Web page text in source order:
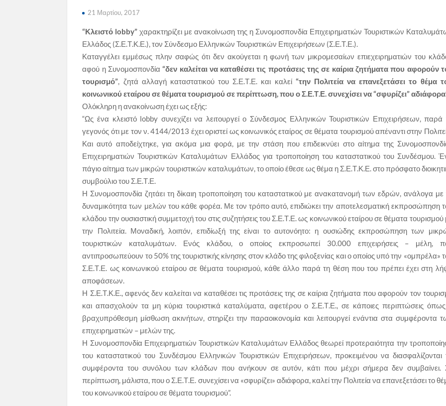
21 Μαρτίου, 2017
“Κλειστό lobby” χαρακτηρίζει με ανακοίνωση της η Συνομοσπονδία Επιχειρηματιών Τουριστικών
Ελλάδος (Σ.Ε.Τ.Κ.Ε.), τον Σύνδεσμο Ελληνικών Τουριστικών Επιχειρήσεων (Σ.Ε.Τ.Ε.).
Καταγγέλει εμμέσως πλην σαφώς ότι δεν ακούγεται η φωνή των μικρομεσαίων επιεχειρηματιών του
αφού η Συνομοσπονδία“δεν καλείται να καταθέσει τις προτάσεις της σε καίρια ζητήματα που αφορούν
τουρισμό” , ζητά αλλαγή καταστατικού του Σ.Ε.Τ.Ε. και καλεί “την Πολιτεία να επανεξετάσει το θέμα
κοινωνικού εταίρου σε θέματα τουρισμού σε περίπτωση, που ο Σ.Ε.Τ.Ε. συνεχίσει να “σφυρίζει” αδιάφορα”
Ολόκληρη η ανακοίνωση έχει ως εξής:
“Ως ένα κλειστό lobby συνεχίζει να λειτουργεί ο Σύνδεσμος Ελληνικών Τουριστικών Επιχειρήσεων, παρά
γεγονός ότι με τον ν. 4144/2013 έχει οριστεί ως κοινωνικός εταίρος σε θέματα τουρισμού απέναντι στην
Και αυτό αποδείχτηκε, για ακόμα μια φορά, με την στάση που επιδεικνύει στο αίτημα της
Επιχειρηματιών Τουριστικών Καταλυμάτων Ελλάδος για τροποποίηση του καταστατικού του Συνδέσμου.
πάγιο αίτημα των μικρών τουριστικών καταλυμάτων, το οποίο έθεσε ως θέμα η Σ.Ε.Τ.Κ.Ε. στο πρόσφατο
συμβούλιο του Σ.Ε.Τ.Ε.
Η Συνομοσπονδία ζητάει τη δίκαιη τροποποίηση του καταστατικού με ανακατανομή των εδρών, ανάλογα με
δυναμικότητα των μελών του κάθε φορέα. Με τον τρόπο αυτό, επιδιώκει την αποτελεσματική εκπροσώπηση
κλάδου την ουσιαστική συμμετοχή του στις συζητήσεις του Σ.Ε.Τ.Ε. ως κοινωνικού εταίρου σε θέματα τουρισμού
την Πολιτεία. Μοναδική, λοιπόν, επιδίωξή της είναι το αυτονόητο: η ουσιώδης εκπροσώπηση των
τουριστικών καταλυμάτων. Ενός κλάδου, ο οποίος εκπροσωπεί 30.000 επιχειρήσεις – μέλη,
αντιπροσωπεύουν το 50% της τουριστικής κίνησης στον κλάδο της φιλοξενίας και ο οποίος υπό την «ομπρέλα»
Σ.Ε.Τ.Ε. ως κοινωνικού εταίρου σε θέματα τουρισμού, κάθε άλλο παρά τη θέση που του πρέπει έχει στη
αποφάσεων.
Η Σ.Ε.Τ.Κ.Ε., αφενός δεν καλείται να καταθέσει τις προτάσεις της σε καίρια ζητήματα που αφορούν τον
και απασχολούν τα μη κύρια τουριστικά καταλύματα, αφετέρου ο Σ.Ε.Τ.Ε., σε κάποιες περιπτώσεις
βραχυπρόθεσμη μίσθωση ακινήτων, στηρίζει την παραοικονομία και λειτουργεί ενάντια στα συμφέροντα
επιχειρηματιών – μελών της.
Η Συνομοσπονδία Επιχειρηματιών Τουριστικών Καταλυμάτων Ελλάδος θεωρεί προτεραιότητα την
του καταστατικού του Συνδέσμου Ελληνικών Τουριστικών Επιχειρήσεων, προκειμένου να διασφαλίζονται
συμφέροντα του συνόλου των κλάδων που ανήκουν σε αυτόν, κάτι που μέχρι σήμερα δεν συμβαίνει.
περίπτωση, μάλιστα, που ο Σ.Ε.Τ.Ε. συνεχίσει να «σφυρίζει» αδιάφορα, καλεί την Πολιτεία να επανεξετάσει το
του κοινωνικού εταίρου σε θέματα τουρισμού”.